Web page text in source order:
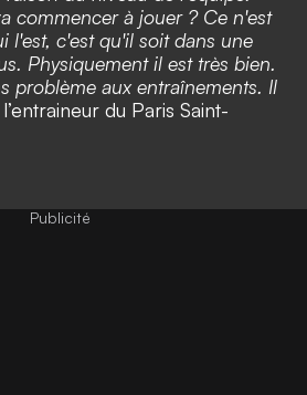
commencer à jouer ? Ce n'est
l'est, c'est qu'il soit dans une
Physiquement il est très bien.
problème aux entraînements. Il
du Paris Saint-